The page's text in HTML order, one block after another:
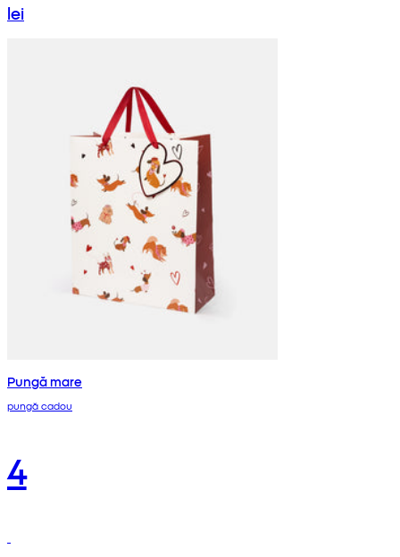
lei
Pungă mare
pungă cadou
4